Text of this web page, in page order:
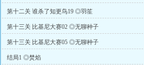
第十二关 谁杀了知更鸟19 ◎羽笙
第十三关 比基尼大赛02 ◎无聊种子
第十三关 比基尼大赛05 ◎无聊种子
结局1 ◎焚焰